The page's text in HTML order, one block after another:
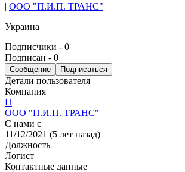
| ООО "П.И.П. ТРАНС"
Украина
Подписчики - 0
Подписан - 0
Сообщение Подписаться
Детали пользователя
Компания
П
ООО "П.И.П. ТРАНС"
С нами с
11/12/2021 (5 лет назад)
Должность
Логист
Контактные данные